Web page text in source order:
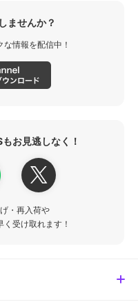
ませんか？
情報を配信中！
お見逃しなく！
・再入荷や
受け取れます！